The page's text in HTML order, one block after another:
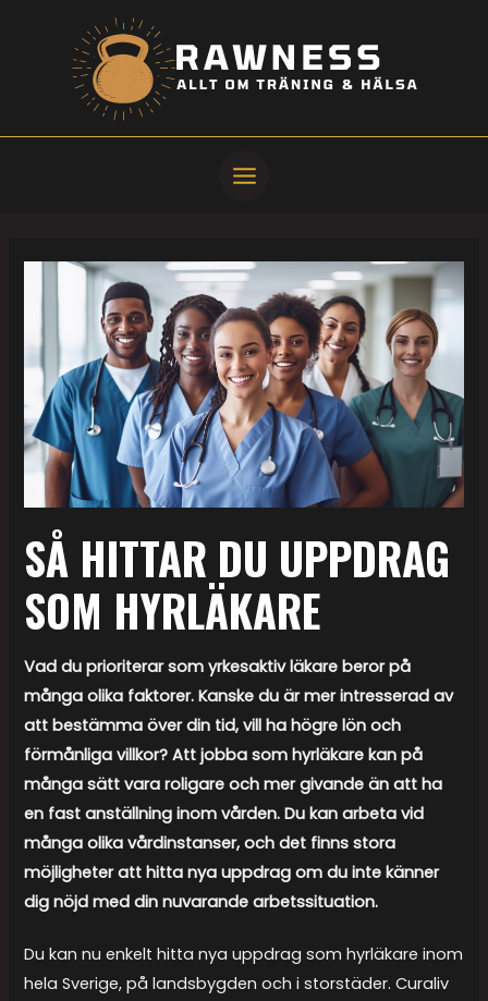
SÅ HITTAR DU UPPDRAG
SOM HYRLÄKARE
Vad du prioriterar som yrkesaktiv läkare beror på
många olika faktorer. Kanske du är mer intresserad av
att bestämma över din tid, vill ha högre lön och
förmånliga villkor? Att jobba som hyrläkare kan på
många sätt vara roligare och mer givande än att ha
en fast anställning inom vården. Du kan arbeta vid
många olika vårdinstanser, och det finns stora
möjligheter att hitta nya uppdrag om du inte känner
dig nöjd med din nuvarande arbetssituation.
Du kan nu enkelt hitta nya uppdrag som hyrläkare inom
hela Sverige, på landsbygden och i storstäder. Curaliv